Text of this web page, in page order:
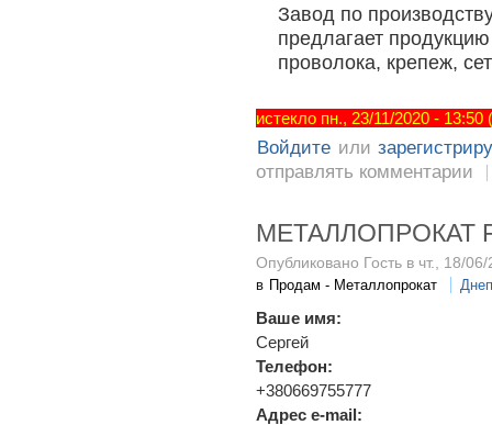
Завод по
предлагает
проволока, крепеж,
истекло пн., 23/11/2020 -
Войдите или
отправлять комментарии
МЕТАЛЛОПРОКАТ
Опубликовано Гость в чт., 18/
в Продам - Металлопрокат
Ваше имя:
Сергей
Телефон:
+380669755777
Адрес e-mail: